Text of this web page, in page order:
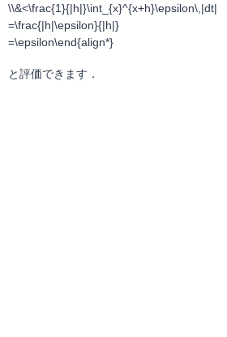
\\&<\frac{1}{|h|}\int_{x}^{x+h}\epsilon\,|dt|
=\frac{|h|\epsilon}{|h|}
=\epsilon\end{align*}
と評価できます．